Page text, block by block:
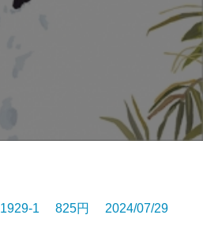
1 825円 2024/07/29